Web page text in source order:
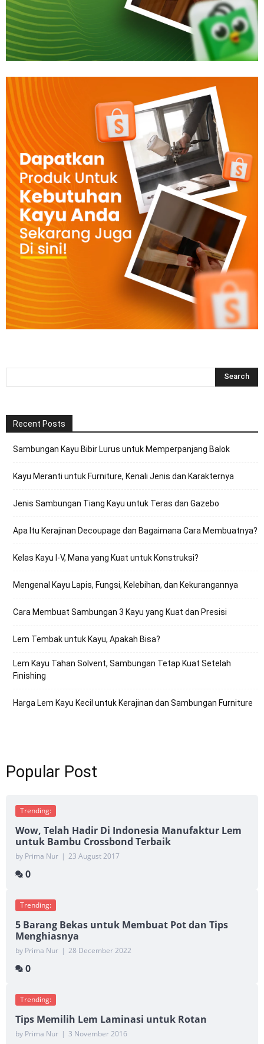
Recent Posts
Sambungan Kayu Bibir Lurus untuk Memperpanjang Balok
Kayu Meranti untuk Furniture, Kenali Jenis dan Karakternya
Jenis Sambungan Tiang Kayu untuk Teras dan Gazebo
Apa Itu Kerajinan Decoupage dan Bagaimana Cara Membuatnya?
Kelas Kayu I-V, Mana yang Kuat untuk Konstruksi?
Mengenal Kayu Lapis, Fungsi, Kelebihan, dan Kekurangannya
Cara Membuat Sambungan 3 Kayu yang Kuat dan Presisi
Lem Tembak untuk Kayu, Apakah Bisa?
Lem Kayu Tahan Solvent, Sambungan Tetap Kuat Setelah
Finishing
Harga Lem Kayu Kecil untuk Kerajinan dan Sambungan Furniture
Popular Post
Trending:
Wow, Telah Hadir Di Indonesia Manufaktur Lem
untuk Bambu Crossbond Terbaik
by Prima Nur | 23 August 2017
0
Trending:
5 Barang Bekas untuk Membuat Pot dan Tips
Menghiasnya
by Prima Nur | 28 December 2022
0
Trending:
Tips Memilih Lem Laminasi untuk Rotan
by Prima Nur | 3 November 2016